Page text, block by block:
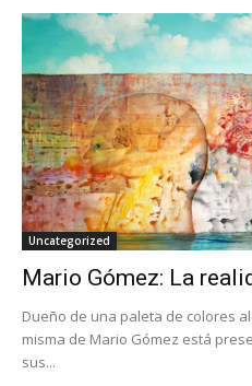
Uncategorized
Mario Gómez: La
Dueño de una paleta de colores
misma de Mario Gómez está
sus...